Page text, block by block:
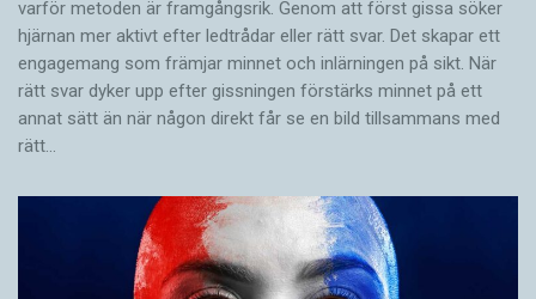
varför metoden är framgångsrik. Genom att först gissa ­söker
hjärnan mer aktivt ­efter ledtrådar eller rätt svar. Det skapar ett
engagemang som främjar minnet och inlärningen på sikt. När
rätt svar dyker upp efter gissningen förstärks minnet på ett
annat sätt än när någon direkt får se en bild tillsammans med
rätt…